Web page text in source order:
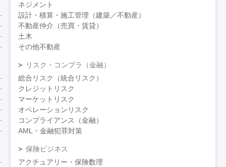
ネジメント
設計・積算・施工管理（建築／不動産）
不動産仲介（売買・賃貸）
土木
その他不動産
リスク・コンプラ（金融）
総合リスク（統合リスク）
クレジットリスク
マーケットリスク
オペレーションリスク
コンプライアンス（金融）
AML・金融犯罪対策
保険ビジネス
アクチュアリー・保険数理